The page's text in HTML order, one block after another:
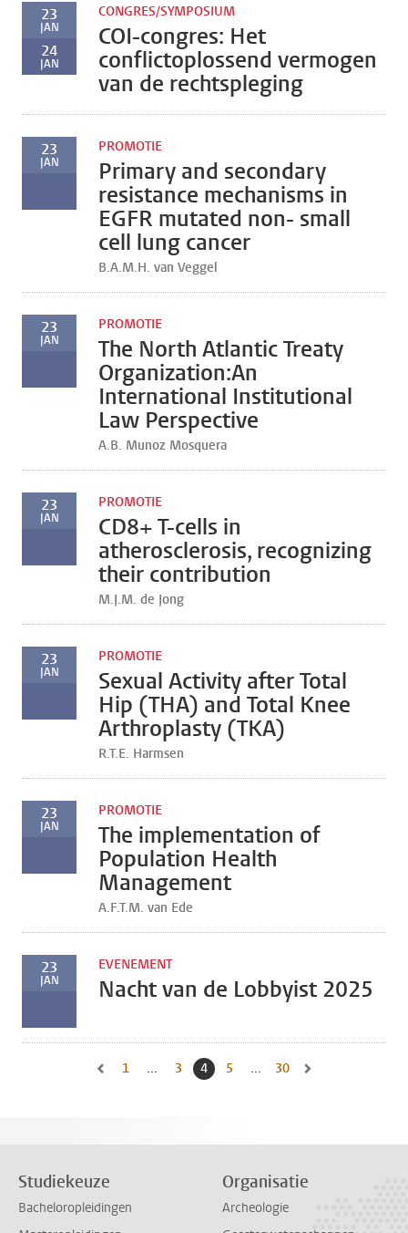
23
JAN
24
JAN
CONGRES/SYMPOSIUM
COI-congres: Het
conflictoplossend vermogen
van de rechtspleging
23
JAN
PROMOTIE
Primary and secondary
resistance mechanisms in
EGFR mutated non- small
cell lung cancer
B.A.M.H. van Veggel
23
JAN
PROMOTIE
The North Atlantic Treaty
Organization:An
International Institutional
Law Perspective
A.B. Munoz Mosquera
23
JAN
PROMOTIE
CD8+ T-cells in
atherosclerosis, recognizing
their contribution
M.J.M. de Jong
23
JAN
PROMOTIE
Sexual Activity after Total
Hip (THA) and Total Knee
Arthroplasty (TKA)
R.T.E. Harmsen
23
JAN
PROMOTIE
The implementation of
Population Health
Management
A.F.T.M. van Ede
23
JAN
EVENEMENT
Nacht van de Lobbyist 2025
Naar vorige pagina, pagina 3
Naar eerste pagina, pagina
1 ... Naar pagina
3 Huidige pagina, pagina
4 Naar pagina
5 ... Naar laatste pagina,
30
Studiekeuze
Bacheloropleidingen
Organisatie
Archeologie